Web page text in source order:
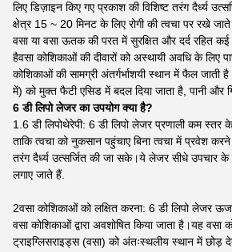
लिए डिज़ाइन किए गए प्रकाश की विशिष्ट तरंग दैर्ध्य
क्षेत्र 15 ~ 20 मिनट के लिए रोगी की त्वचा पर रखे
वसा या वसा ऊतक की परत में सुरक्षित और दर्द रहित
हैवसा कोशिकाओं की दीवारों को अस्थायी अवधि के लिए
कोशिकाओं की सामग्री अंतर्गर्भाशयी स्थान में फैल जाती
में) को मुक्त फैटी एसिड में बदल दिया जाता है, पानी और
6 डी लिपो लेजर का उपयोग क्या है?
1.6 डी लिपोथेरेपी: 6 डी लिपो लेजर प्रणाली कम स्तर
ताकि त्वचा को नुकसान पहुंचाए बिना त्वचा में प्रवेश
तरंग दैर्ध्य उत्सर्जित की जा सके।ये लेजर सीधे उपचार के
लगाए जाते हैं.
2वसा कोशिकाओं को लक्षित करना: 6 डी लिपो लेजर
वसा कोशिकाओं द्वारा अवशोषित किया जाता है।यह
ट्राइग्लिसराइड्स (वसा) को अंतःस्थलीय स्थान में छोड़